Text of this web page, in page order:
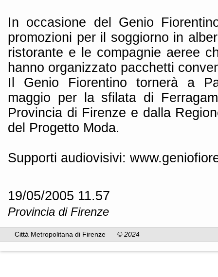
In occasione del Genio
promozioni per il soggiorno in
ristorante e le compagnie aeree
hanno organizzato pacchetti
Il Genio Fiorentino tornerà a
maggio per la sfilata di
Provincia di Firenze e dalla
del Progetto Moda.
Supporti audiovisivi:
19/05/2005 11.57
Provincia di Firenze
Città Metropolitana di Firenze © 2024